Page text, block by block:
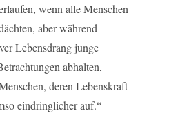
wenn alle Menschen
aber während
Lebensdrang junge
abhalten,
deren Lebenskraft
eindringlicher auf.“